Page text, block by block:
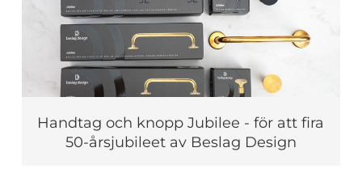
Handtag och knopp Jubilee - för att fira
50-årsjubileet av Beslag Design